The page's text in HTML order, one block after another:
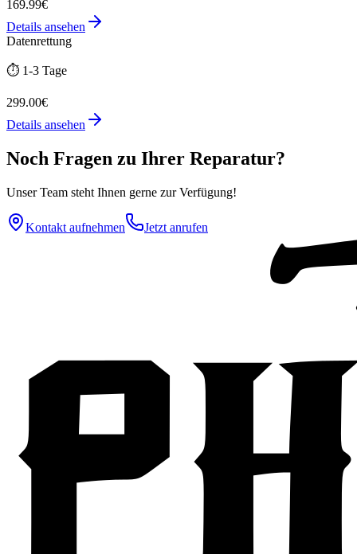
169.99€
Details ansehen
Datenrettung
⏱️ 1-3 Tage
299.00€
Details ansehen
Noch Fragen zu Ihrer Reparatur?
Unser Team steht Ihnen gerne zur Verfügung!
Kontakt aufnehmen Jetzt anrufen